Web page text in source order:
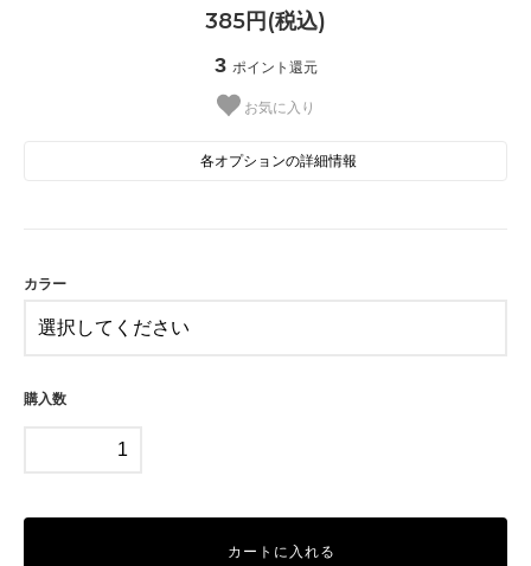
385円(税込)
3 ポイント還元
お気に入り
各オプションの詳細情報
カラー
購入数
カートに入れる